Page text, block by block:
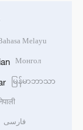
Melayu
Монгол
မြန်မာဘာသာ
فارسی